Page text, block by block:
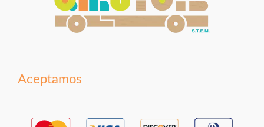
Aceptamos